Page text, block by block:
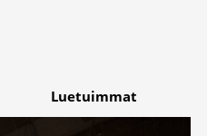
Luetuimmat